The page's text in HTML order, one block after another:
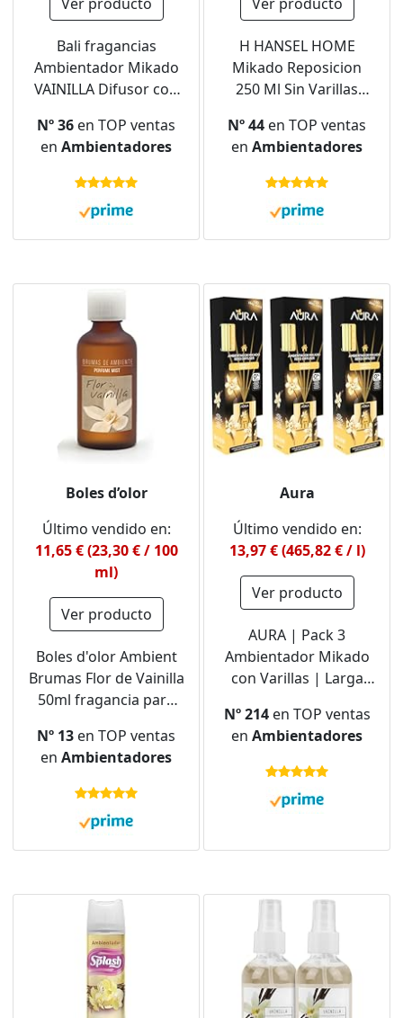
Bali fragancias
Ambientador Mikado
VAINILLA Difusor con
tu salón, comedor o
cualquier estancia de
tu hogar, fragancias
Aromaterapia,
Perfumado (30 ml)
Nº 36 en TOP ventas
en Ambientadores
H HANSEL HOME
Mikado Reposicion
250 Ml Sin Varillas
Nº 44 en TOP ventas
en Ambientadores
Boles d’olor
Último vendido en:
11,65 € (23,30 € / 100
ml)
Ver producto
Boles d'olor Ambient
Brumas Flor de Vainilla
50ml fragancia para
Nº 13 en TOP ventas
en Ambientadores
Aura
Último vendido en:
13,97 € (465,82 € / l)
Ver producto
AURA | Pack 3
Ambientador Mikado
con Varillas | Larga
0% Alcohol | 3x30ml
(Vainilla)
Nº 214en TOP ventas
en Ambientadores